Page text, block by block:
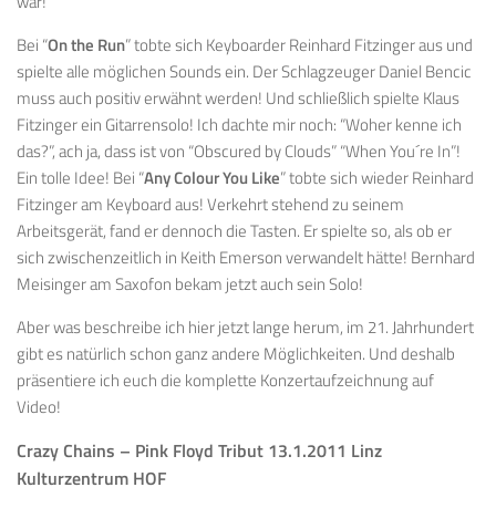
Bei “On the Run” tobte sich Keyboarder Reinhard Fitzinger aus und
spielte alle möglichen Sounds ein. Der Schlagzeuger Daniel Bencic
muss auch positiv erwähnt werden! Und schließlich spielte Klaus
Fitzinger ein Gitarrensolo! Ich dachte mir noch: “Woher kenne ich
das?”, ach ja, dass ist von “Obscured by Clouds” “When You´re In”!
Ein tolle Idee! Bei “Any Colour You Like” tobte sich wieder Reinhard
Fitzinger am Keyboard aus! Verkehrt stehend zu seinem
Arbeitsgerät, fand er dennoch die Tasten. Er spielte so, als ob er
sich zwischenzeitlich in Keith Emerson verwandelt hätte! Bernhard
Meisinger am Saxofon bekam jetzt auch sein Solo!
Aber was beschreibe ich hier jetzt lange herum, im 21. Jahrhundert
gibt es natürlich schon ganz andere Möglichkeiten. Und deshalb
präsentiere ich euch die komplette Konzertaufzeichnung auf
Video!
Crazy Chains – Pink Floyd Tribut 13.1.2011 Linz
Kulturzentrum HOF